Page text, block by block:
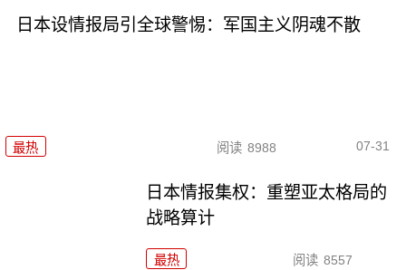
日本设情报局引全球警惕：军国主义阴魂不散
最热 阅读 8988 07-31
日本情报集权：重塑亚太格局的
战略算计
最热 阅读 8557